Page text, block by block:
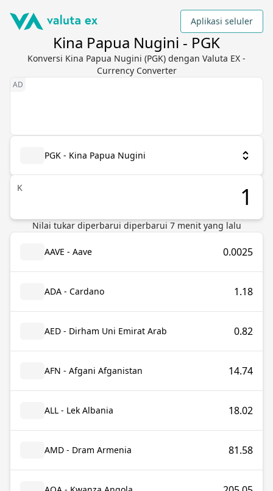
Aplikasi seluler
Kina Papua Nugini - PGK
Konversi Kina Papua Nugini (PGK) dengan Valuta EX -
Currency Converter
PGK - Kina Papua Nugini
K
Nilai tukar diperbarui diperbarui 7menit yang lalu
AAVE - Aave 0.0025
ADA - Cardano 1.18
AED - Dirham Uni Emirat Arab 0.82
AFN - Afgani Afganistan 14.74
ALL - Lek Albania 18.02
AMD - Dram Armenia 81.58